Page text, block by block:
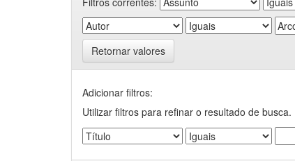
Retornar valores
Adicionar filtros:
Utilizar filtros para refinar o resultado de busca.